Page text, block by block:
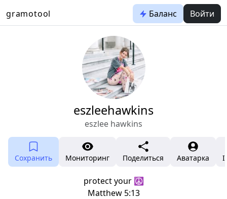
gramotool Баланс Войти
eszleehawkins
eszlee hawkins
Сохранить Мониторинг Поделиться Аватарка
protect your ☮️
Matthew 5:13